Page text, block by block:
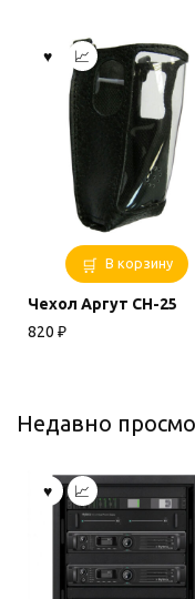
В корзину
Чехол Аргут CH-25
820 ₽
Недавно